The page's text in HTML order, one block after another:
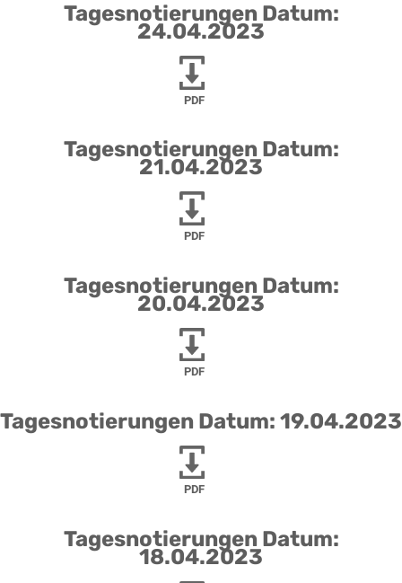
Tagesnotierungen Datum:
24.04.2023
PDF
Tagesnotierungen Datum:
21.04.2023
PDF
Tagesnotierungen Datum:
20.04.2023
PDF
Tagesnotierungen Datum: 19.04.2023
PDF
Tagesnotierungen Datum:
18.04.2023